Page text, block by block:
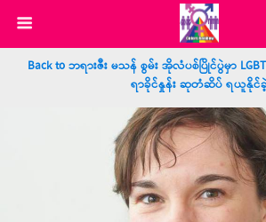
Back to ဘရားဇီး မသန် စွမ်း အိုလံပစ်ပြိုင်ပွဲမှာ
ရာခိုင်နှုန်း ဆုတံဆိပ် ရယူနိုင်